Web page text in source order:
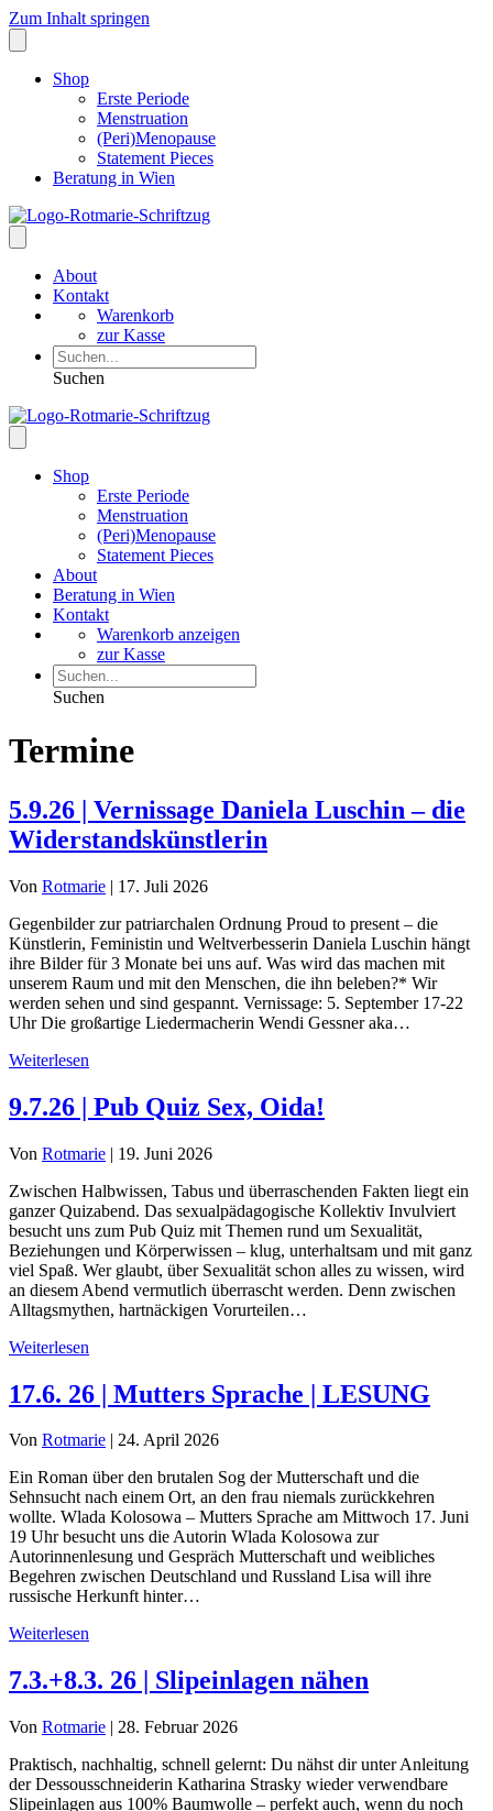
Zum Inhalt springen
Shop
Erste Periode
Menstruation
(Peri)Menopause
Statement Pieces
Beratung in Wien
About
Kontakt
Warenkorb
zur Kasse
Suchen
Shop
Erste Periode
Menstruation
(Peri)Menopause
Statement Pieces
About
Beratung in Wien
Kontakt
Warenkorb anzeigen
zur Kasse
Suchen
Termine
5.9.26 | Vernissage Daniela Luschin – die
Widerstandskünstlerin
Von Rotmarie | 17. Juli 2026
Gegenbilder zur patriarchalen Ordnung Proud to present – die
Künstlerin, Feministin und Weltverbesserin Daniela Luschin hängt
ihre Bilder für 3 Monate bei uns auf. Was wird das machen mit
unserem Raum und mit den Menschen, die ihn beleben?* Wir
werden sehen und sind gespannt. Vernissage: 5. September 17-22
Uhr Die großartige Liedermacherin Wendi Gessner aka…
Weiterlesen
9.7.26 | Pub Quiz Sex, Oida!
Von Rotmarie | 19. Juni 2026
Zwischen Halbwissen, Tabus und überraschenden Fakten liegt ein
ganzer Quizabend. Das sexualpädagogische Kollektiv Invulviert
besucht uns zum Pub Quiz mit Themen rund um Sexualität,
Beziehungen und Körperwissen – klug, unterhaltsam und mit ganz
viel Spaß. Wer glaubt, über Sexualität schon alles zu wissen, wird
an diesem Abend vermutlich überrascht werden. Denn zwischen
Alltagsmythen, hartnäckigen Vorurteilen…
Weiterlesen
17.6. 26 | Mutters Sprache | LESUNG
Von Rotmarie | 24. April 2026
Ein Roman über den brutalen Sog der Mutterschaft und die
Sehnsucht nach einem Ort, an den frau niemals zurückkehren
wollte. Wlada Kolosowa – Mutters Sprache am Mittwoch 17. Juni
19 Uhr besucht uns die Autorin Wlada Kolosowa zur
Autorinnenlesung und Gespräch Mutterschaft und weibliches
Begehren zwischen Deutschland und Russland Lisa will ihre
russische Herkunft hinter…
Weiterlesen
7.3.+8.3. 26 | Slipeinlagen nähen
Von Rotmarie | 28. Februar 2026
Praktisch, nachhaltig, schnell gelernt: Du nähst dir unter Anleitung
der Dessousschneiderin Katharina Strasky wieder verwendbare
Slipeinlagen aus 100% Baumwolle – perfekt auch, wenn du noch